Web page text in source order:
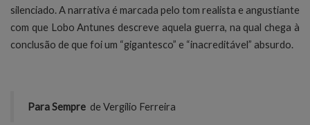
silenciado. A narrativa é marcada pelo tom realista e angustiante
com que Lobo Antunes descreve aquela guerra, na qual chega à
conclusão de que foi um “gigantesco” e “inacreditável” absurdo.
Para Sempre de Vergílio Ferreira